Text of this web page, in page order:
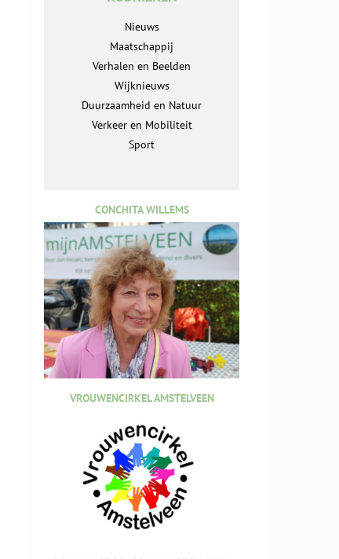
Nieuws
Maatschappij
Verhalen en Beelden
Wijknieuws
Duurzaamheid en Natuur
Verkeer en Mobiliteit
Sport
CONCHITA WILLEMS
VROUWENCIRKEL AMSTELVEEN